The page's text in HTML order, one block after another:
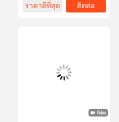
ราคาดีที่สุด
ติดต่อ